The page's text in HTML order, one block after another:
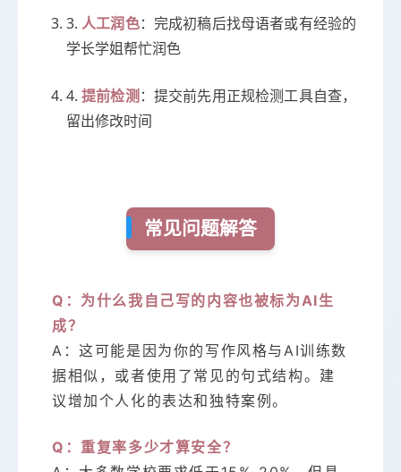
3.人工润色：完成初稿后找母语者或有经验的
学长学姐帮忙润色
4.提前检测 ：提交前先用正规检测工具自查，
留出修改时间
常见问题解答
Q：为什么我自己写的内容也被标为AI生
成？
A：这可能是因为你的写作风格与AI训练数
据相似，或者使用了常见的句式结构。建
议增加个人化的表达和独特案例。
Q：重复率多少才算安全？